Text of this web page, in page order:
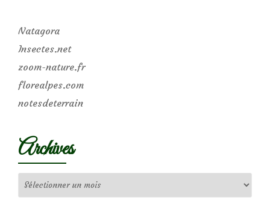
Natagora
Insectes.net
zoom-nature.fr
florealpes.com
notesdeterrain
Archives